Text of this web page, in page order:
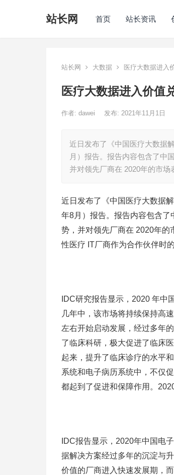
站长网 首页 站长资讯
站长网 大数据 医疗大数据进入
医疗大数据进入价值
作者: dawei 发布: 2021年11月1日
近日发布了《中国医疗大数据
月）报告。报告内容包含了中
并对领先厂商在 2020年的市场
近日发布了《中国医疗大数据
年8月）报告。报告内容包含
势，并对领先厂商在 2020年的
性医疗 IT厂商作为合作伙伴时的
IDC研究报告显示，2020 年中
几年中，该市场将持续保持高
左右开始启动发展，经过多年
了临床科研，极大促进了临床
起来，提升了临床诊疗的水平
系统和电子病历系统中，不仅
都起到了促进和保障作用。
IDC报告显示，2020年中国电
据解决方案经过多年的沉淀与
价值的厂商进入快速发展期，